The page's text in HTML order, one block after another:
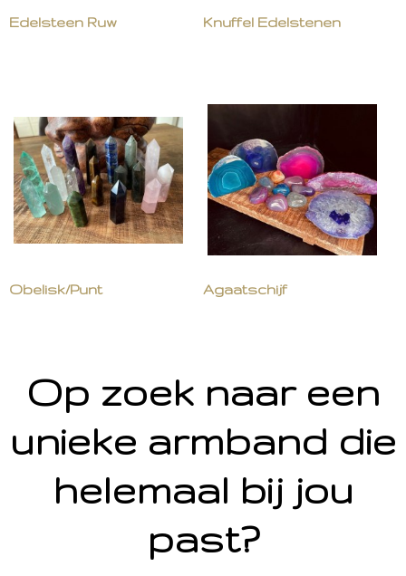
Edelsteen Ruw Knuffel Edelstenen
Obelisk/Punt Agaatschijf
Op zoek naar een
unieke armband die
helemaal bij jou
past?